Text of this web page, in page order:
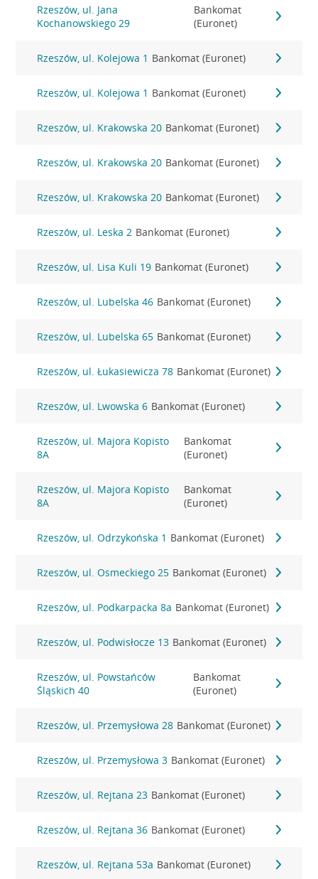
Rzeszów, ul. Jana
Kochanowskiego 29
Bankomat
(Euronet)
Rzeszów, ul. Kolejowa 1 Bankomat (Euronet)
Rzeszów, ul. Kolejowa 1 Bankomat (Euronet)
Rzeszów, ul. Krakowska 20 Bankomat (Euronet)
Rzeszów, ul. Krakowska 20 Bankomat (Euronet)
Rzeszów, ul. Krakowska 20 Bankomat (Euronet)
Rzeszów, ul. Leska 2 Bankomat (Euronet)
Rzeszów, ul. Lisa Kuli 19 Bankomat (Euronet)
Rzeszów, ul. Lubelska 46 Bankomat (Euronet)
Rzeszów, ul. Lubelska 65 Bankomat (Euronet)
Rzeszów, ul. Łukasiewicza 78 Bankomat (Euronet)
Rzeszów, ul. Lwowska 6 Bankomat (Euronet)
Rzeszów, ul. Majora Kopisto
8A
Bankomat
(Euronet)
Rzeszów, ul. Majora Kopisto
8A
Bankomat
(Euronet)
Rzeszów, ul. Odrzykońska 1 Bankomat (Euronet)
Rzeszów, ul. Osmeckiego 25 Bankomat (Euronet)
Rzeszów, ul. Podkarpacka 8a Bankomat (Euronet)
Rzeszów, ul. Podwisłocze 13 Bankomat (Euronet)
Rzeszów, ul. Powstańców
Śląskich 40
Bankomat
(Euronet)
Rzeszów, ul. Przemysłowa 28 Bankomat (Euronet)
Rzeszów, ul. Przemysłowa 3 Bankomat (Euronet)
Rzeszów, ul. Rejtana 23 Bankomat (Euronet)
Rzeszów, ul. Rejtana 36 Bankomat (Euronet)
Rzeszów, ul. Rejtana 53a Bankomat (Euronet)